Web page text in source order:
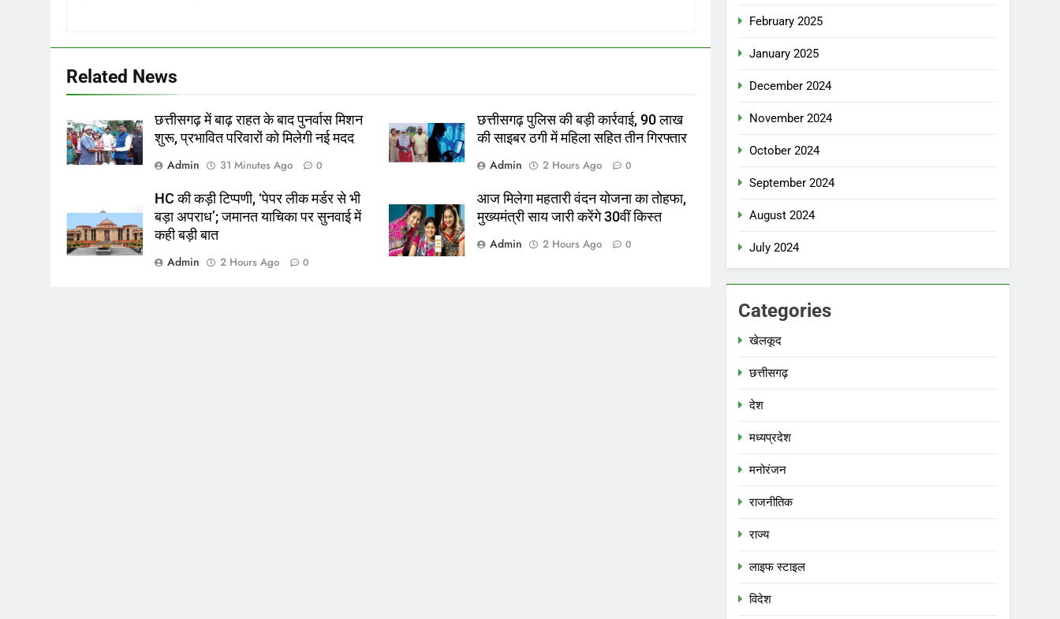
Related News
छत्तीसगढ़ में बाढ़ राहत के बाद पुनर्वास मिशन
शुरू, प्रभावित परिवारों को मिलेगी नई मदद
Admin
31 Minutes Ago 0
छत्तीसगढ़ पुलिस की बड़ी कार्रवाई, 90 लाख
की साइबर ठगी में महिला सहित तीन गिरफ्तार
Admin
2 Hours Ago 0
HC की कड़ी टिप्पणी, ‘पेपर लीक मर्डर से भी
बड़ा अपराध’; जमानत याचिका पर सुनवाई में
कही बड़ी बात
Admin
2 Hours Ago 0
आज मिलेगा महतारी वंदन योजना का तोहफा,
मुख्यमंत्री साय जारी करेंगे 30वीं किस्त
Admin
2 Hours Ago 0
February 2025
January 2025
December 2024
November 2024
October 2024
September 2024
August 2024
July 2024
Categories
खेलकूद
छत्तीसगढ़
देश
मध्‍यप्रदेश
मनोरंजन
राजनीतिक
राज्य
लाइफ स्टाइल
विदेश